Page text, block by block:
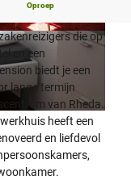
Korona Rheda-Wiedenbrück |
CC-BY-SA
Oproep
die op
en een
biedt je een
lange termijn
van Rheda.
heeft een
en liefdevol